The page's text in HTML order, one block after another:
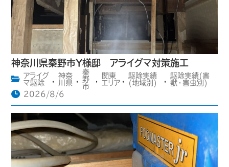
神奈川県秦野市Y様邸 アライグマ対策施工
アライグ
マ駆除
神奈
川県
秦
野
市
関東
エリア
駆除実績
(地域別)
駆除実績(害
獣・害虫別)
2026/8/6